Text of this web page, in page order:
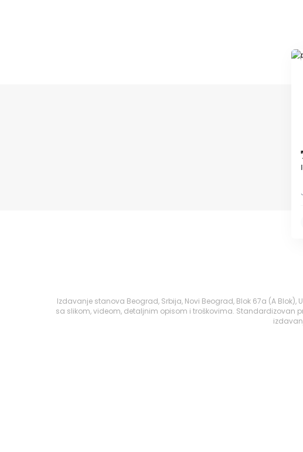
Izdavanje stanova Beograd, Srbija, Novi Beograd, Blok 67a (A
sa slikom, videom, detaljnim opisom i troškovima. Standardizovan